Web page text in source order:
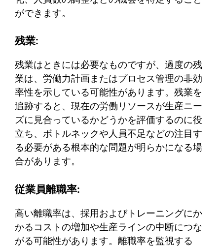
ができます。
残業:
残業はときには必要なものですが、過度の残
業は、労働力計画またはプロセス管理の非効
率性を示している可能性があります。残業を
追跡すると、現在の労働リソースが生産ニー
ズに見合っているかどうかを評価するのに役
立ち、ボトルネックや人員不足などの注目す
る必要がある根本的な問題が明らかになる場
合があります。
従業員離職率:
高い離職率は、採用およびトレーニングにか
かるコストの増加や生産ラインの中断につな
がる可能性があります。離職率を監視する